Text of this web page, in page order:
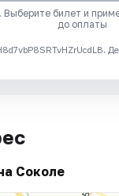
Выберите билет и
до оплаты
Соколе